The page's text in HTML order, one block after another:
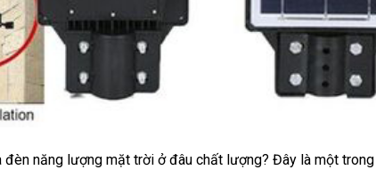
đèn năng lượng mặt trời ở đâu chất lượng? Đây là một trong